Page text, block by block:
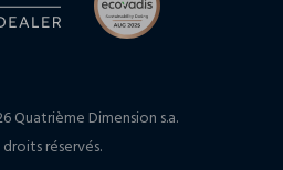
Quatrième Dimension s.a.
réservés.